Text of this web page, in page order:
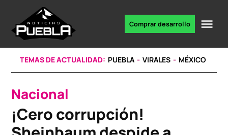
content
noticias
Comprar desarrollo
TEMAS DE ACTUALIDAD: PUEBLA VIRALES MÉXICO
POSTED
IN
Nacional
¡Cero corrupción!